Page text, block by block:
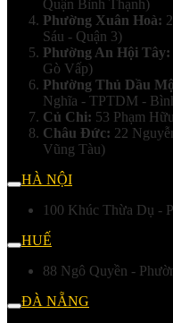
Quận Bình Thạnh)
Phường Xuân Hoà:
Sáu - Quận 3)
Phường An Hội Tây:
Gò Vấp)
Phường Thủ Dầu
Nghĩa - TPTDM -
Củ Chi: 53 Phạm
Châu Đức: 22
Vũng Tàu)
HÀ NỘI
100 Khúc Thừa Dụ -
HUẾ
88 Ngô Quyền -
ĐÀ NẴNG